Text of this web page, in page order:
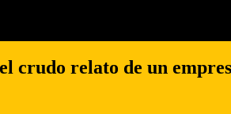
crudo relato de un